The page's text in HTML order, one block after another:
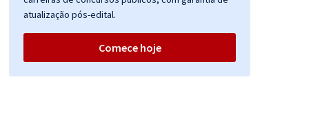
atualização pós-edital.
Comece hoje